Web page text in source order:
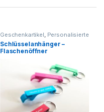
Geschenkartikel, Personalisierte
Geschenke
Schlüsselanhänger –
Flaschenöffner